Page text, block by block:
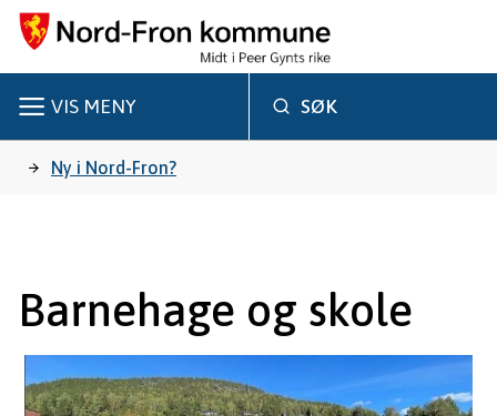
o
r
r
o
n
SØK
VIS MENY
Du Ny i Nord-Fron?
Barnehage og skole